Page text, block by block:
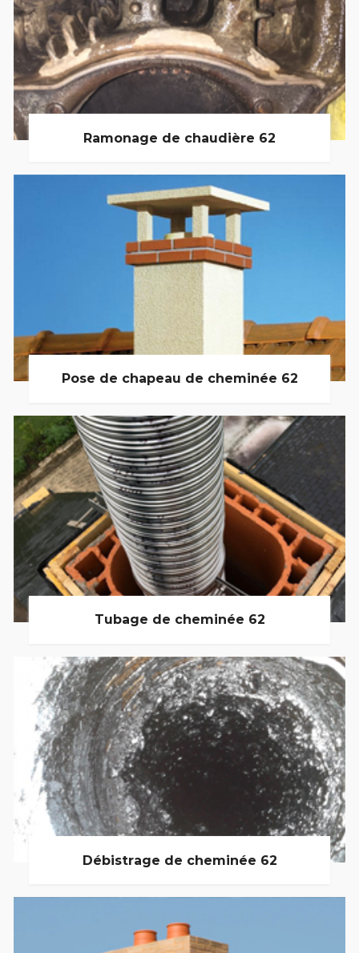
Ramonage de chaudière 62
Pose de chapeau de cheminée 62
Tubage de cheminée 62
Débistrage de cheminée 62